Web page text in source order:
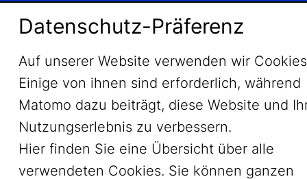
Datenschutz-Präferenz
Auf unserer Website verwenden wir
Einige von ihnen sind erforderlich, während
Matomo dazu beiträgt, diese Website und
Nutzungserlebnis zu verbessern.
Hier finden Sie eine Übersicht über alle
verwendeten Cookies. Sie können ganzen